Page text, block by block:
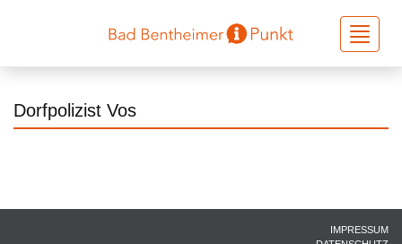
Toggle
Dorfpolizist Vos
IMPRESSUM